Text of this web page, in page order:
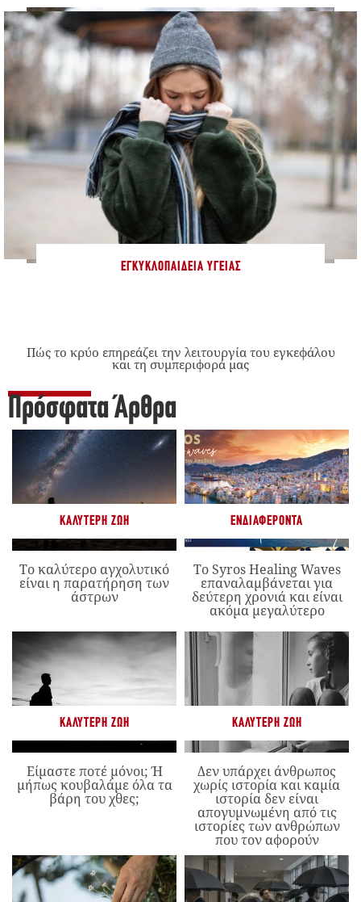
ΕΓΚΥΚΛΟΠΑΊΔΕΙΑ ΥΓΕΊΑΣ
Πώς το κρύο επηρεάζει την λειτουργία του εγκεφάλου
και τη συμπεριφορά μας
Πρόσφατα Άρθρα
ΚΑΛΎΤΕΡΗ ΖΩΉ
Το καλύτερο αγχολυτικό
είναι η παρατήρηση των
άστρων
ΕΝΔΙΑΦΈΡΟΝΤΑ
Το Syros Healing Waves
επαναλαμβάνεται για
δεύτερη χρονιά και είναι
ακόμα μεγαλύτερο
ΚΑΛΎΤΕΡΗ ΖΩΉ
Είμαστε ποτέ μόνοι; Ή
μήπως κουβαλάμε όλα τα
βάρη του χθες;
ΚΑΛΎΤΕΡΗ ΖΩΉ
Δεν υπάρχει άνθρωπος
χωρίς ιστορία και καμία
ιστορία δεν είναι
απογυμνωμένη από τις
ιστορίες των ανθρώπων
που τον αφορούν